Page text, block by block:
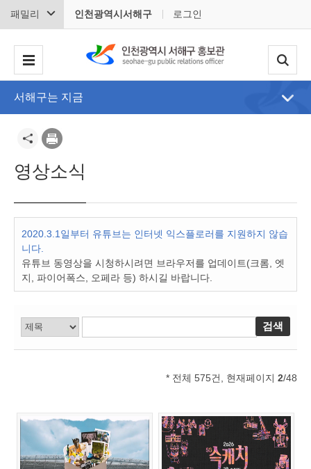
패밀리 인천광역시서해구 로그인
서해구는 지금
영상소식
2020.3.1일부터 유튜브는 인터넷 익스플로러를 지원하지 않습
니다.
유튜브 동영상을 시청하시려면 브라우저를 업데이트(크롬, 엣
지, 파이어폭스, 오페라 등) 하시길 바랍니다.
* 전체 575건, 현재페이지 2/48